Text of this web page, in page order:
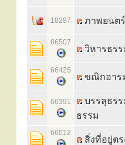
18297 ภาพยนต
66507
วิหารธร
66425
ขณิกอาร
66391
บรรลุธร
ธรรม
66012
สิ่งที่อยู่ต